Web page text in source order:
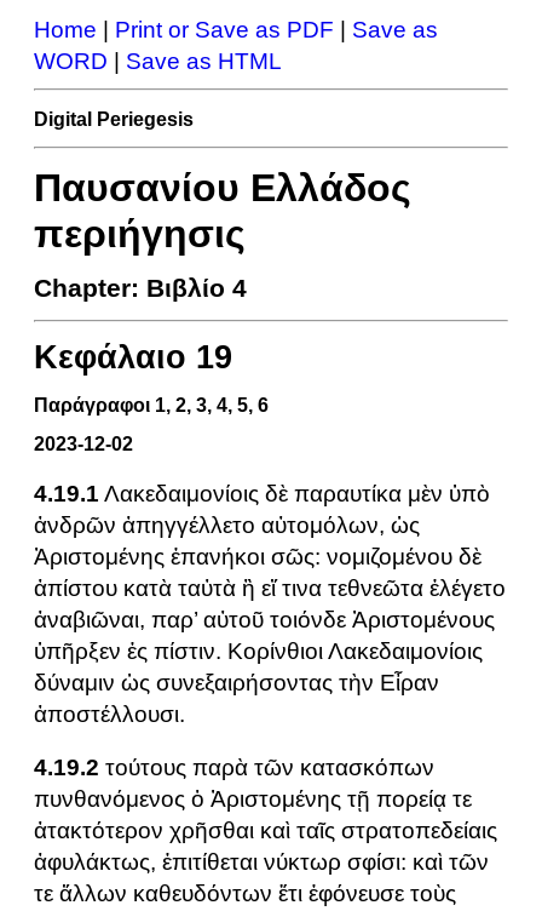
Home Print or Save as PDF
Save as
WORD
Save as HTML
Digital Periegesis
Παυσανίου Ελλάδος
περιήγησις
Chapter: Βιβλίο 4
Κεφάλαιο 19
Παράγραφοι 1, 2, 3, 4, 5, 6
2023-12-02
4.19.1 Λακεδαιμονίοις δὲ παραυτίκα μὲν ὑπὸ
ἀνδρῶν ἀπηγγέλλετο αὐτομόλων, ὡς
Ἀριστομένης ἐπανήκοι σῶς: νομιζομένου δὲ
ἀπίστου κατὰ ταὐτὰ ἢ εἴ τινα τεθνεῶτα ἐλέγετο
ἀναβιῶναι, παρ’ αὐτοῦ τοιόνδε Ἀριστομένους
ὑπῆρξεν ἐς πίστιν. Κορίνθιοι Λακεδαιμονίοις
δύναμιν ὡς συνεξαιρήσοντας τὴν Εἶραν
ἀποστέλλουσι.
4.19.2 τούτους παρὰ τῶν κατασκόπων
πυνθανόμενος ὁ Ἀριστομένης τῇ πορείᾳ τε
ἀτακτότερον χρῆσθαι καὶ ταῖς στρατοπεδείαις
ἀφυλάκτως, ἐπιτίθεται νύκτωρ σφίσι: καὶ τῶν
τε ἄλλων καθευδόντων ἔτι ἐφόνευσε τοὺς